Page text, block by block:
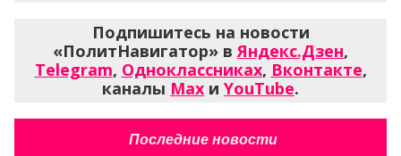
Подпишитесь на новости
«ПолитНавигатор» в Яндекс.Дзен,
Telegram, Одноклассниках, Вконтакте,
каналы Max и YouTube.
Последние новости